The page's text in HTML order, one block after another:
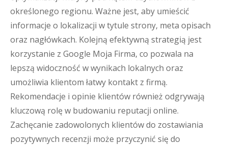
określonego regionu. Ważne jest, aby umieścić
informacje o lokalizacji w tytule strony, meta opisach
oraz nagłówkach. Kolejną efektywną strategią jest
korzystanie z Google Moja Firma, co pozwala na
lepszą widoczność w wynikach lokalnych oraz
umożliwia klientom łatwy kontakt z firmą.
Rekomendacje i opinie klientów również odgrywają
kluczową rolę w budowaniu reputacji online.
Zachęcanie zadowolonych klientów do zostawiania
pozytywnych recenzji może przyczynić się do